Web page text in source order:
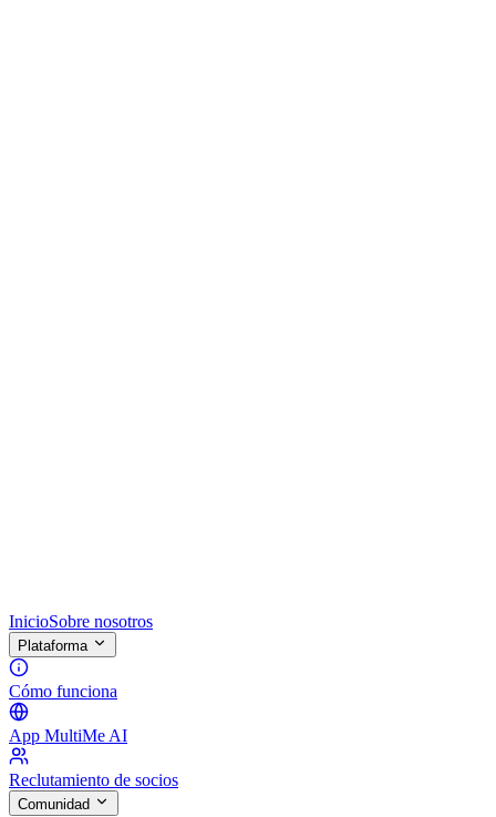
InicioSobre nosotros
Plataforma
Cómo funciona
App MultiMe AI
Reclutamiento de socios
Comunidad